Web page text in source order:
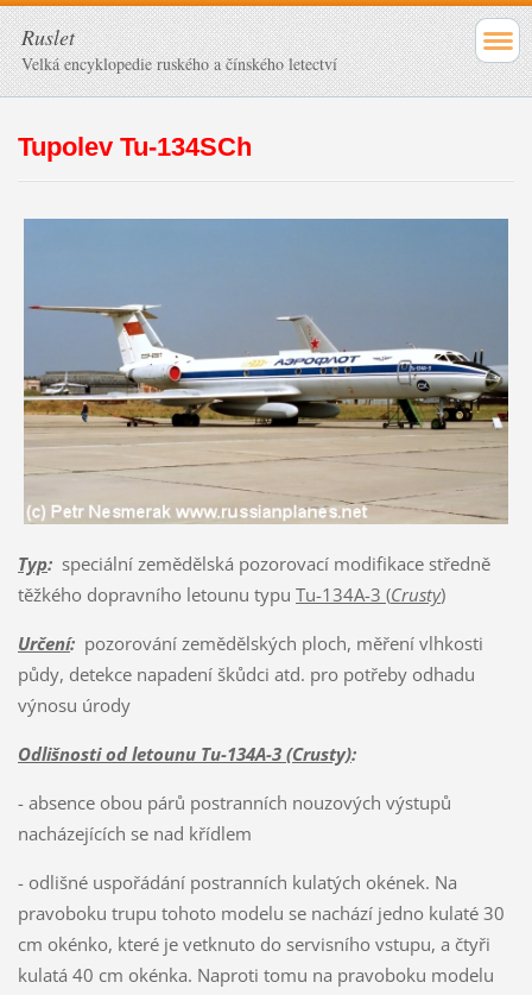
Ruslet
Velká encyklopedie ruského a čínského letectví
Tupolev Tu-134SCh
Typ:speciální zemědělská pozorovací modifikace středně
těžkého dopravního letounu typu Tu-134A-3 (Crusty)
Určení:pozorování zemědělských ploch, měření vlhkosti
půdy, detekce napadení škůdci atd. pro potřeby odhadu
výnosu úrody
Odlišnosti od letounu Tu-134A-3 (Crusty):
- absence obou párů postranních nouzových výstupů
nacházejících se nad křídlem
- odlišné uspořádání postranních kulatých okének. Na
pravoboku trupu tohoto modelu se nachází jedno kulaté 30
cm okénko, které je vetknuto do servisního vstupu, a čtyři
kulatá 40 cm okénka. Naproti tomu na pravoboku modelu